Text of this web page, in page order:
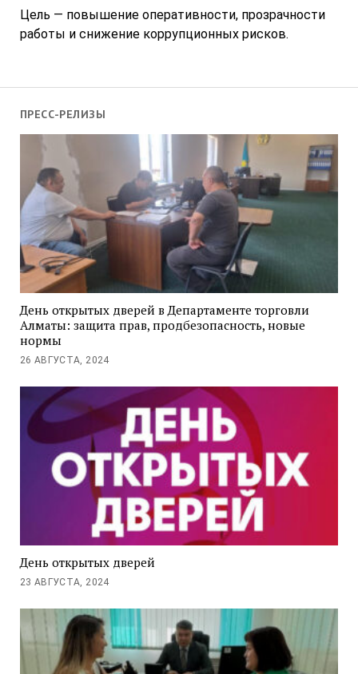
ПРЕСС-РЕЛИЗЫ
День открытых дверей в Департаменте торговли
Алматы: защита прав, продбезопасность, новые
нормы
26 АВГУСТА, 2024
День открытых дверей
23 АВГУСТА, 2024
Цель — повышение оперативности, прозрачности
работы и снижение коррупционных рисков.